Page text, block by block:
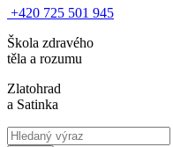
+420 725 501 945
Škola zdravého
těla a rozumu
Zlatohrad
a Satinka